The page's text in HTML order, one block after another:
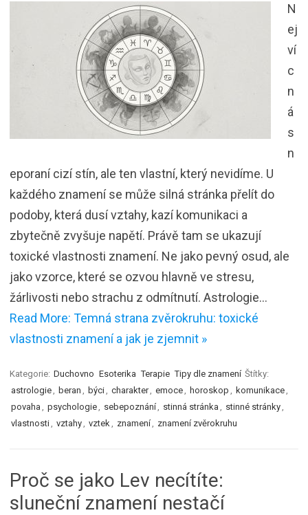
N
ej
ví
c
n
á
s
n
eporaní cizí stín, ale ten vlastní, který nevidíme. U
každého znamení se může silná stránka přelít do
podoby, která dusí vztahy, kazí komunikaci a
zbytečně zvyšuje napětí. Právě tam se ukazují
toxické vlastnosti znamení. Ne jako pevný osud, ale
jako vzorce, které se ozvou hlavně ve stresu,
žárlivosti nebo strachu z odmítnutí. Astrologie…
Read More: Temná strana zvěrokruhu: toxické
vlastnosti znamení a jak je zjemnit »
Kategorie: Duchovno Esoterika Terapie Tipy dle znamení Štítky:
astrologie
beran býci charakter emoce horoskop komunikace
povaha
psychologie sebepoznání stinná stránka stinné stránky
vlastnosti
vztahy vztek znamení znamení zvěrokruhu
Proč se jako Lev necítíte:
sluneční znamení nestačí